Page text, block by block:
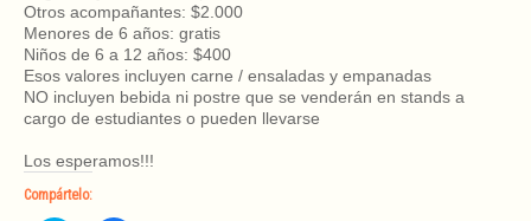
Otros acompañantes: $2.000
Menores de 6 años: gratis
Niños de 6 a 12 años: $400
Esos valores incluyen carne / ensaladas y empanadas
NO incluyen bebida ni postre que se venderán en stands a
cargo de estudiantes o pueden llevarse
Los esperamos!!!
Compártelo: